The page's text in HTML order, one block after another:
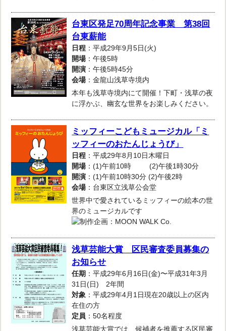
台東区発足70周年記念事業 第38回
台東薪能
日程 ：平成29年9月5日(火)
開場：午後5時
開演 ：午後5時45分
会場：金龍山浅草寺境内
本年も浅草寺境内にて開催！下町・浅草の夜
に浮かぶ、幽玄な世界をお楽しみください。
ミッフィーこどもミュージカル「ミ
ッフィーのおたんじょうび」
日程 ：平成29年8月10日木曜日
開場：(1)午前10時 (2)午後1時30分
開演 ：(1)午前10時30分 (2)午後2時
会場：台東区立浅草公会堂
世界中で愛されているミッフィーの絵本の世
界のミュージカルです
浅草芸能大賞 区民審査委員募集の
お知らせ
任期 ：平成29年6月16日(金)〜平成31年3月
31日(日) 2年間
対象 ：平成29年4月1日現在20歳以上の区内
在住の方
定員 ：50名程度
浅草芸能大賞では、候補者を推薦する区民審